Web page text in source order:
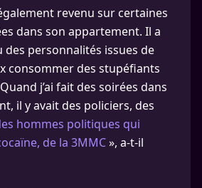
revenu sur certaines
dans son appartement. Il a
des personnalités issues de
consommer des stupéfiants
j’ai fait des soirées dans
il y avait des policiers, des
hommes politiques qui
de la 3MMC», a-t-il